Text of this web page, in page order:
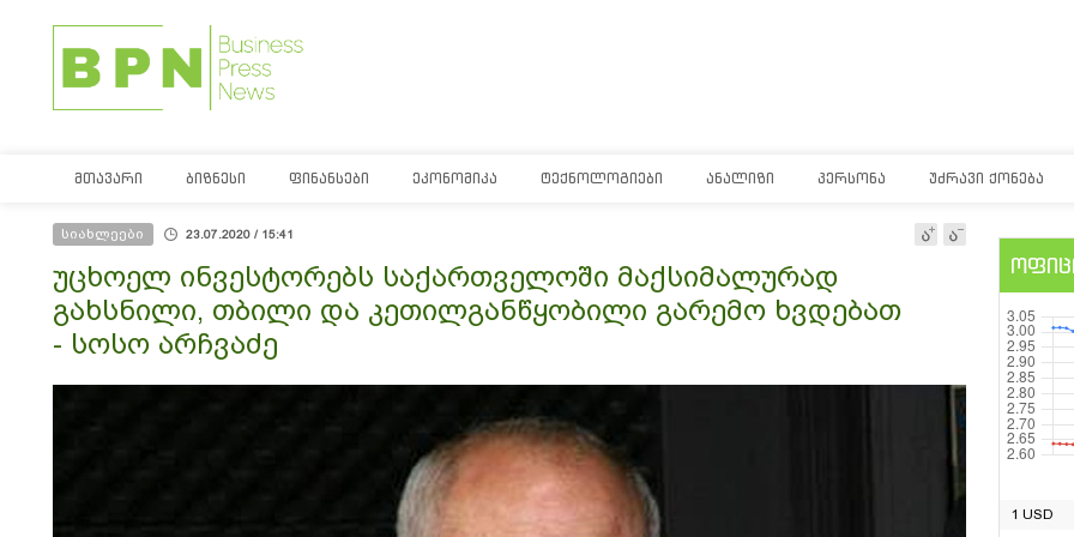
ᲛᲗᲐᲕᲐᲠᲘ ᲑᲘᲖᲜᲔᲡᲘ ᲤᲘᲜᲐᲜᲡᲔᲑᲘ ᲔᲙᲝᲜᲝᲛᲘᲙᲐ ᲢᲔᲥᲜᲝᲚᲝᲒᲘᲔᲑᲘ ᲐᲜᲐᲚᲘᲖᲘ ᲞᲔᲠᲡᲝᲜᲐ ᲣᲫᲠᲐᲕᲘ ᲥᲝᲜᲔᲑᲐ
სიახლეები 23.07.2020 / 15:41
უცხოელ ინვესტორებს საქართველოში მაქსიმალურად
გახსნილი, თბილი და კეთილგანწყობილი გარემო ხვდებათ
- სოსო არჩვაძე
1 USD